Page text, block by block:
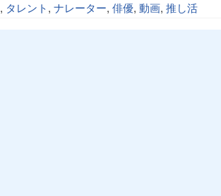
, タレント, ナレーター, 俳優, 動画, 推し活